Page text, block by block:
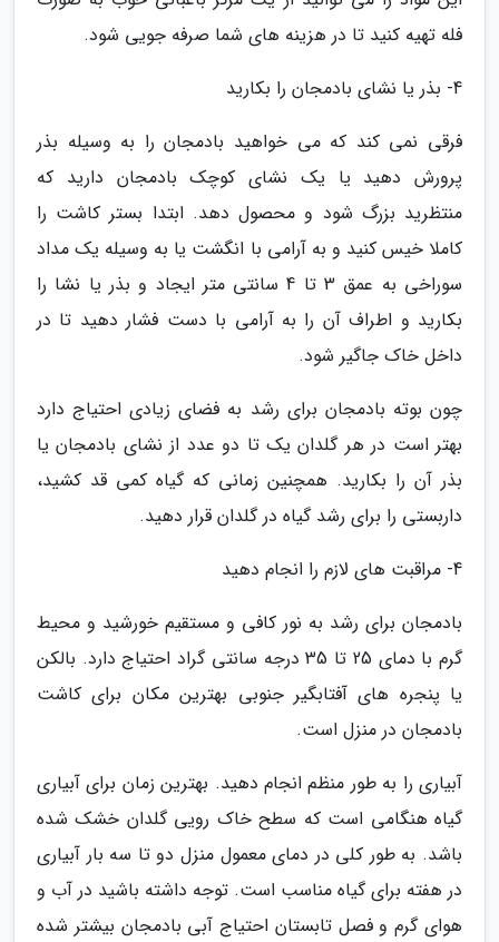
فله تهیه کنید تا در هزینه های شما صرفه جویی شود.
4- بذر یا نشای بادمجان را بکارید
فرقی نمی کند که می خواهید بادمجان را به وسیله بذر
پرورش دهید یا یک نشای کوچک بادمجان دارید که
منتظرید بزرگ شود و محصول دهد. ابتدا بستر کاشت را
کاملا خیس کنید و به آرامی با انگشت یا به وسیله یک مداد
سوراخی به عمق 3 تا 4 سانتی متر ایجاد و بذر یا نشا را
بکارید و اطراف آن را به آرامی با دست فشار دهید تا در
داخل خاک جاگیر شود.
چون بوته بادمجان برای رشد به فضای زیادی احتیاج دارد
بهتر است در هر گلدان یک تا دو عدد از نشای بادمجان یا
بذر آن را بکارید. همچنین زمانی که گیاه کمی قد کشید،
داربستی را برای رشد گیاه در گلدان قرار دهید.
4- مراقبت های لازم را انجام دهید
بادمجان برای رشد به نور کافی و مستقیم خورشید و محیط
گرم با دمای 25 تا 35 درجه سانتی گراد احتیاج دارد. بالکن
یا پنجره های آفتابگیر جنوبی بهترین مکان برای کاشت
بادمجان در منزل است.
آبیاری را به طور منظم انجام دهید. بهترین زمان برای آبیاری
گیاه هنگامی است که سطح خاک رویی گلدان خشک شده
باشد. به طور کلی در دمای معمول منزل دو تا سه بار آبیاری
در هفته برای گیاه مناسب است. توجه داشته باشید در آب و
هوای گرم و فصل تابستان احتیاج آبی بادمجان بیشتر شده